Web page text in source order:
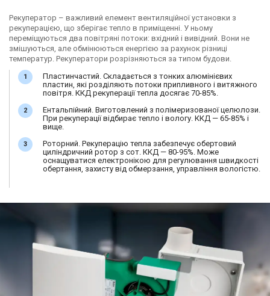
Рекуператор – важливий елемент вентиляційної установки з
рекуперацією, що зберігає тепло в приміщенні. У ньому
переміщуються два повітряні потоки: вхідний і вивідний. Вони не
змішуються, але обмінюються енергією за рахунок різниці
температур. Рекуператори розрізняються за типом будови.
Пластинчастий. Складається з тонких алюмінієвих
пластин, які розділяють потоки припливного і витяжного
повітря. ККД рекуперації тепла досягає 70-85%.
Ентальпійний. Виготовлений з полімеризованої целюлози.
При рекуперації відбирає тепло і вологу. ККД — 65-85% і
вище.
Роторний. Рекуперацію тепла забезпечує обертовий
циліндричний ротор з сот. ККД — 80-95%. Може
оснащуватися електронікою для регулювання швидкості
обертання, захисту від обмерзання, управління вологістю.